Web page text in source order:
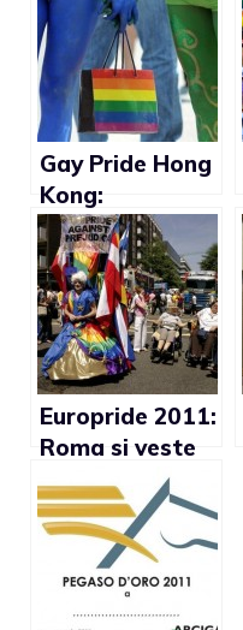
Gay Pride Hong
Kong:
organizzazioni
GLBT in marcia
Europride 2011:
Roma si veste
con i colori
dell’arcobaleno